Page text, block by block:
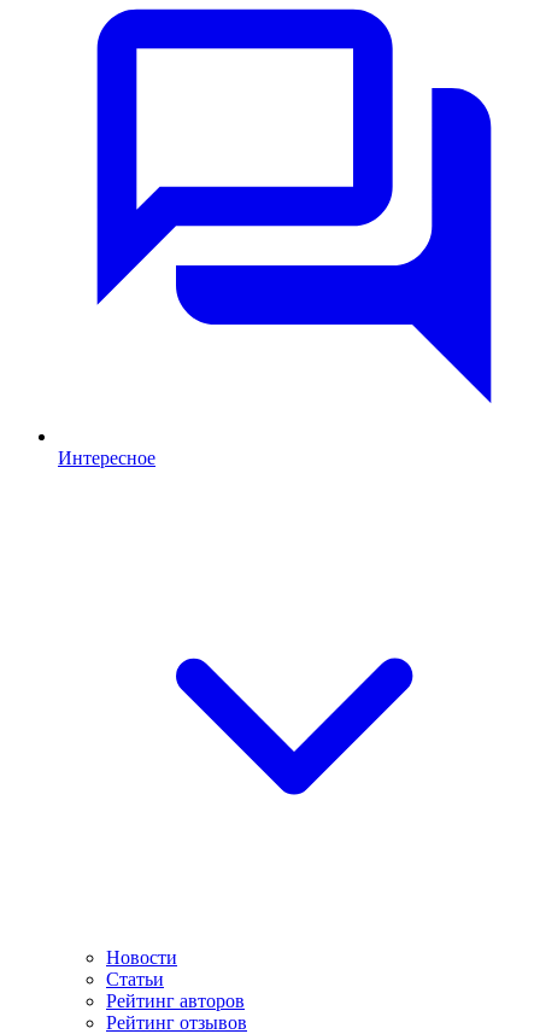
Интересное
Новости
Статьи
Рейтинг авторов
Рейтинг отзывов